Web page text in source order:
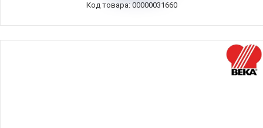
Код товара: 00000031660